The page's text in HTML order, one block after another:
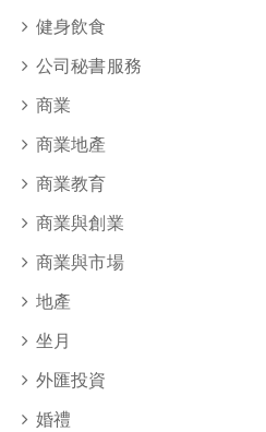
健身飲食
公司秘書服務
商業
商業地產
商業教育
商業與創業
商業與市場
地產
坐月
外匯投資
婚禮